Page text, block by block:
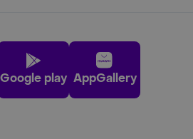
Google play AppGallery